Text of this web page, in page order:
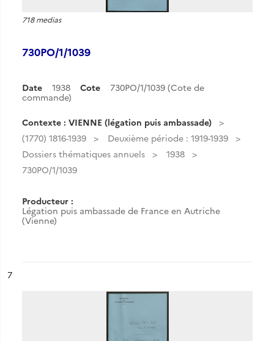
718 medias
730PO/1/1039
Date 1938 Cote
730PO/1/1039 (Cote de
commande)
Contexte : VIENNE (légation puis ambassade)
(1770) 1816-1939
Deuxième période : 1919-1939
Dossiers thématiques annuels
1938
730PO/1/1039
Producteur :
Légation puis ambassade de France en Autriche
(Vienne)
n°
7